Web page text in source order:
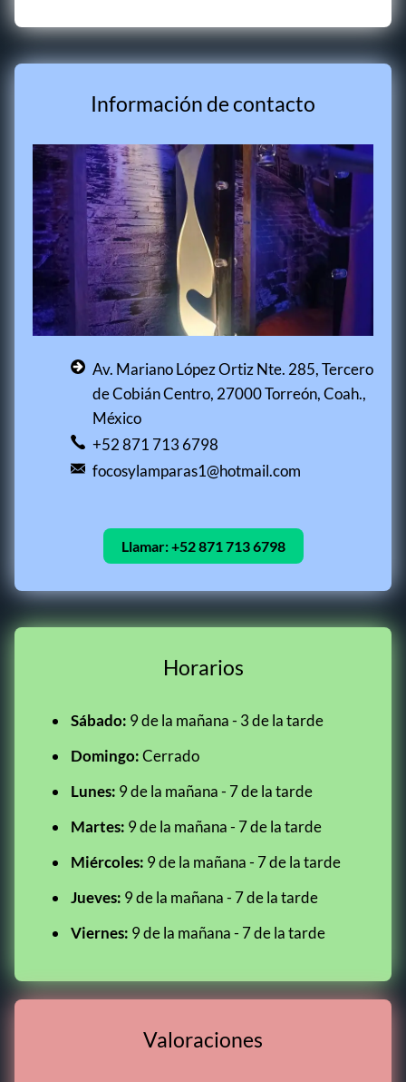
Información de contacto
Av. Mariano López Ortiz Nte. 285, Tercero
de Cobián Centro, 27000 Torreón, Coah.,
México
+52 871 713 6798
focosylamparas1@hotmail.com
Llamar:+52 871 713 6798
Horarios
Sábado: 9 de la mañana - 3 de la tarde
Domingo:Cerrado
Lunes: 9 de la mañana - 7 de la tarde
Martes: 9 de la mañana - 7 de la tarde
Miércoles: 9 de la mañana - 7 de la tarde
Jueves: 9 de la mañana - 7 de la tarde
Viernes: 9 de la mañana - 7 de la tarde
Valoraciones